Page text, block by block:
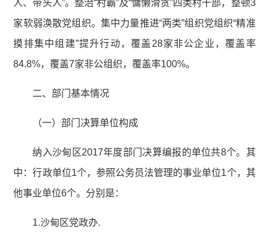
人、带头人”。整治“村霸”及“慵懒滑贪”四类村干部，整顿3
家软弱涣散党组织。集中力量推进“两类”组织党组织“精准
摸排集中组建”提升行动，覆盖28家非公企业，覆盖率
84.8%，覆盖7家非公组织，覆盖率100%。
二、部门基本情况
（一）部门决算单位构成
纳入沙甸区2017年度部门决算编报的单位共8个。其
中：行政单位1个，参照公务员法管理的事业单位1个，其
他事业单位6个。分别是：
1.沙甸区党政办.